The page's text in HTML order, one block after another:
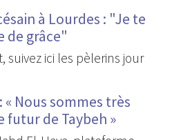
à Lourdes : "Je te
de grâce"
suivez ici les pèlerins jour
« Nous sommes très
futur de Taybeh »